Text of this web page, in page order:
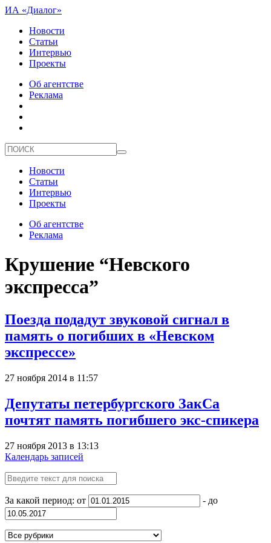
ИА «Диалог»
Новости
Статьи
Интервью
Проекты
Об агентстве
Реклама
Новости
Статьи
Интервью
Проекты
Об агентстве
Реклама
Крушение “Невского
экспресса”
Поезда подадут звуковой сигнал в
память о погибших в «Невском
экспрессе»
27 ноября 2014 в 11:57
Депутаты петербургского ЗакСа
почтят память погибшего экс-спикера
27 ноября 2013 в 13:13
Календарь записей
За какой период: от - до